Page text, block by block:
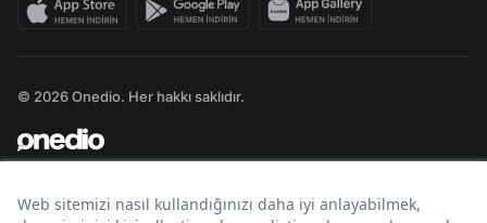
© 2026 Onedio. Her hakkı saklıdır.
Bir markasıdır.